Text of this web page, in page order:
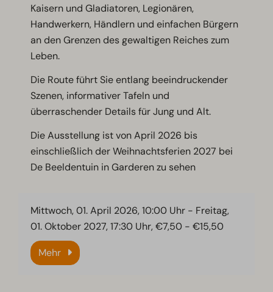
Kaisern und Gladiatoren, Legionären,
Handwerkern, Händlern und einfachen Bürgern
an den Grenzen des gewaltigen Reiches zum
Leben.
Die Route führt Sie entlang beeindruckender
Szenen, informativer Tafeln und
überraschender Details für Jung und Alt.
Die Ausstellung ist von April 2026 bis
einschließlich der Weihnachtsferien 2027 bei
De Beeldentuin in Garderen zu sehen
Mittwoch, 01. April 2026, 10:00 Uhr - Freitag,
01. Oktober 2027, 17:30 Uhr, €7,50 - €15,50
Mehr